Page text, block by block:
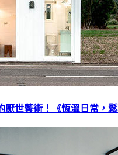
世藝術！《恆溫日常，